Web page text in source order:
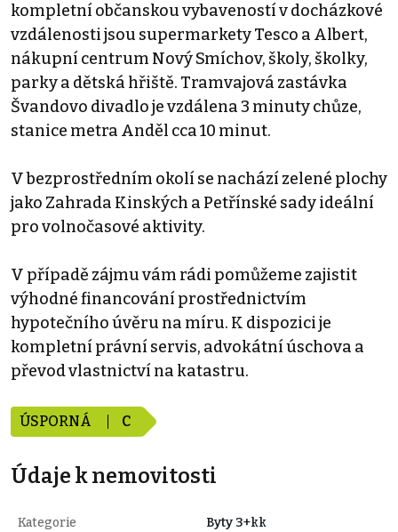
kompletní občanskou vybaveností v docházkové
vzdálenosti jsou supermarkety Tesco a Albert,
nákupní centrum Nový Smíchov, školy, školky,
parky a dětská hřiště. Tramvajová zastávka
Švandovo divadlo je vzdálena 3 minuty chůze,
stanice metra Anděl cca 10 minut.
V bezprostředním okolí se nachází zelené plochy
jako Zahrada Kinských a Petřínské sady ideální
pro volnočasové aktivity.
V případě zájmu vám rádi pomůžeme zajistit
výhodné financování prostřednictvím
hypotečního úvěru na míru. K dispozici je
kompletní právní servis, advokátní úschova a
převod vlastnictví na katastru.
ÚSPORNÁ C
Údaje k nemovitosti
Kategorie Byty 3+kk